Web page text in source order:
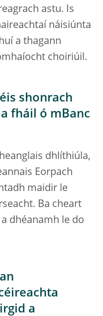
astu. Is
náisiúnta
a thagann
choiriúil.
shonrach
fháil ó mBanc
dhlíthiúla,
Eorpach
maidir le
Ba cheart
dhéanamh le do
a